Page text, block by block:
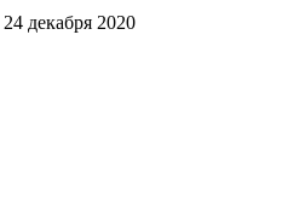
24 декабря 2020